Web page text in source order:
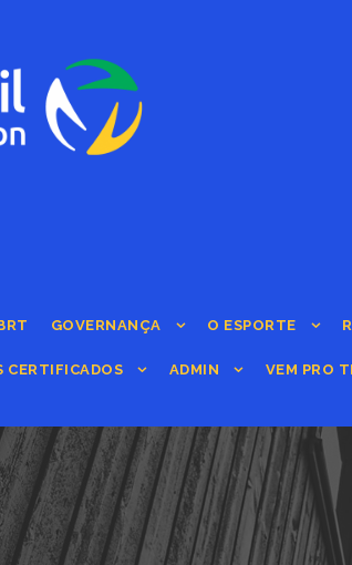
GOVERNANÇA O ESPORTE
CERTIFICADOS ADMIN VEM PRO